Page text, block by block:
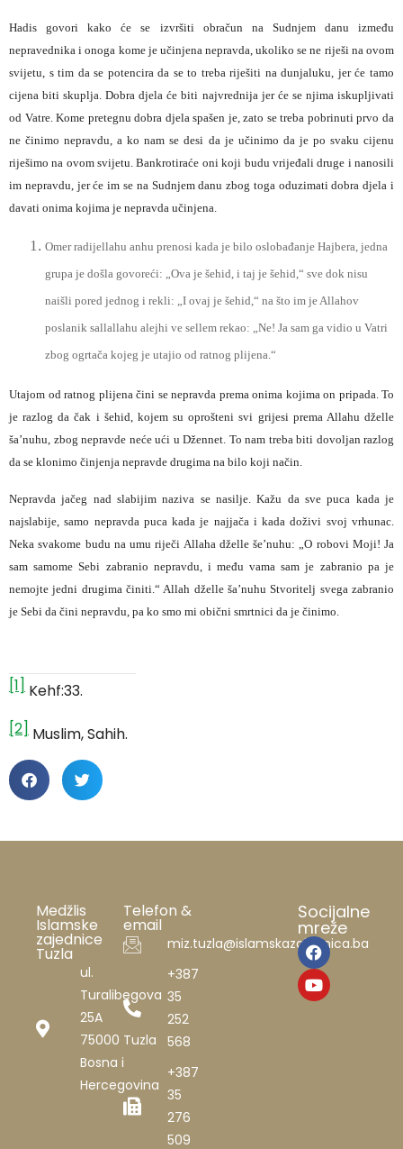
Hadis govori kako će se izvršiti obračun na Sudnjem danu između
nepravednika i onoga kome je učinjena nepravda, ukoliko se ne riješi na ovom
svijetu, s tim da se potencira da se to treba riješiti na dunjaluku, jer će tamo
cijena biti skuplja. Dobra djela će biti najvrednija jer će se njima iskupljivati
od Vatre. Kome pretegnu dobra djela spašen je, zato se treba pobrinuti prvo da
ne činimo nepravdu, a ko nam se desi da je učinimo da je po svaku cijenu
riješimo na ovom svijetu. Bankrotiraće oni koji budu vrijeđali druge i nanosili
im nepravdu, jer će im se na Sudnjem danu zbog toga oduzimati dobra djela i
davati onima kojima je nepravda učinjena.
Omer radijellahu anhu prenosi kada je bilo oslobađanje Hajbera, jedna
grupa je došla govoreći: „Ova je šehid, i taj je šehid,“ sve dok nisu
naišli pored jednog i rekli: „I ovaj je šehid,“ na što im je Allahov
poslanik sallallahu alejhi ve sellem rekao: „Ne! Ja sam ga vidio u Vatri
zbog ogrtača kojeg je utajio od ratnog plijena.“
Utajom od ratnog plijena čini se nepravda prema onima kojima on pripada. To
je razlog da čak i šehid, kojem su oprošteni svi grijesi prema Allahu dželle
ša’nuhu, zbog nepravde neće ući u Džennet. To nam treba biti dovoljan razlog
da se klonimo činjenja nepravde drugima na bilo koji način.
Nepravda jačeg nad slabijim naziva se nasilje. Kažu da sve puca kada je
najslabije, samo nepravda puca kada je najjača i kada doživi svoj vrhunac.
Neka svakome budu na umu riječi Allaha dželle še’nuhu: „O robovi Moji! Ja
sam samome Sebi zabranio nepravdu, i među vama sam je zabranio pa je
nemojte jedni drugima činiti.“ Allah dželle ša’nuhu Stvoritelj svega zabranio
je Sebi da čini nepravdu, pa ko smo mi obični smrtnici da je činimo.
[1] Kehf:33.
[2] Muslim, Sahih.
Medžlis
Islamske
zajednice
Tuzla
ul.
Turalibegova
25A
75000 Tuzla
Bosna i
Hercegovina
Telefon &
email
miz.tuzla@islamskazajednica.ba
+387
35
252
568
+387
35
276
509
Socijalne
mreže